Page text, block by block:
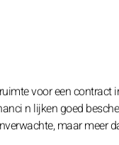
voor een
n lijken goed
maar meer